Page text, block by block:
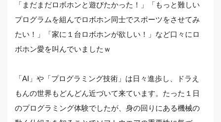
「まだまだロボホンと遊びたかった！」「もっと難しい
プログラムを組んでロボホン同士でスポーツをさせてみ
たい！」「家に１台ロボホンが欲しい！」など口々にロ
ボホン愛を叫んでいましたｗ
「AI」や「プログラミング技術」は日々進歩し、ドラえ
もんの世界もどんどん近づいて来ています。たった１日
のプログラミング体験でしたが、身の回りにある機械の